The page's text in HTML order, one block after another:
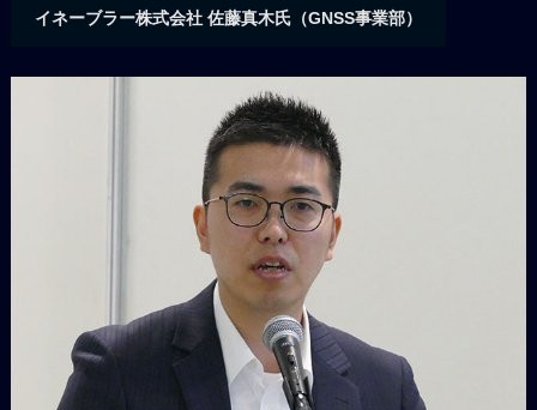
イネーブラー株式会社 佐藤真木氏（GNSS事業部）